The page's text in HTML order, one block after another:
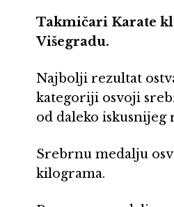
Takmičari Karate
Višegradu.
Najbolji rezultat
kategoriji osvoji
od daleko iskusnijeg
Srebrnu medalju
kilograma.